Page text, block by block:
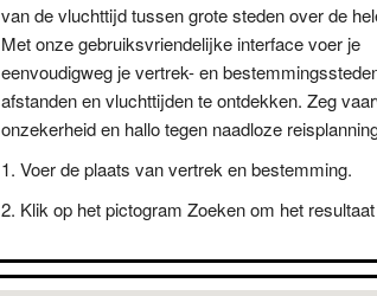
van de vluchttijd tussen grote steden over de
Met onze gebruiksvriendelijke interface voer je
eenvoudigweg je vertrek- en
afstanden en vluchttijden te ontdekken. Zeg
onzekerheid en hallo tegen naadloze
Voer de plaats van vertrek en bestemming.
Klik op het pictogram Zoeken om het